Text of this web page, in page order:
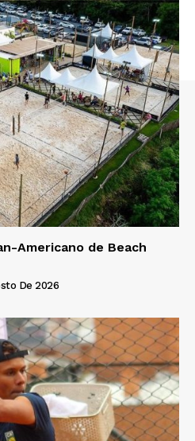
Americano de Beach
De 2026